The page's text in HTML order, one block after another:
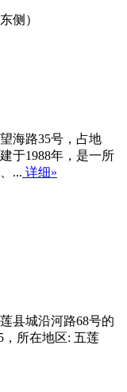
侧）
海路35号，占地
于1988年，是一所
... 详细»
县城沿河路68号的
，所在地区: 五莲